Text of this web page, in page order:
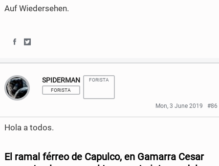
Auf Wiedersehen.
h
a
r
e
n
h
a
r
e
SPIDERMAN
FORISTA
FORISTA
Mon, 3 June 2019 #86
Hola a todos.
El ramal férreo de Capulco, en Gamarra Cesar